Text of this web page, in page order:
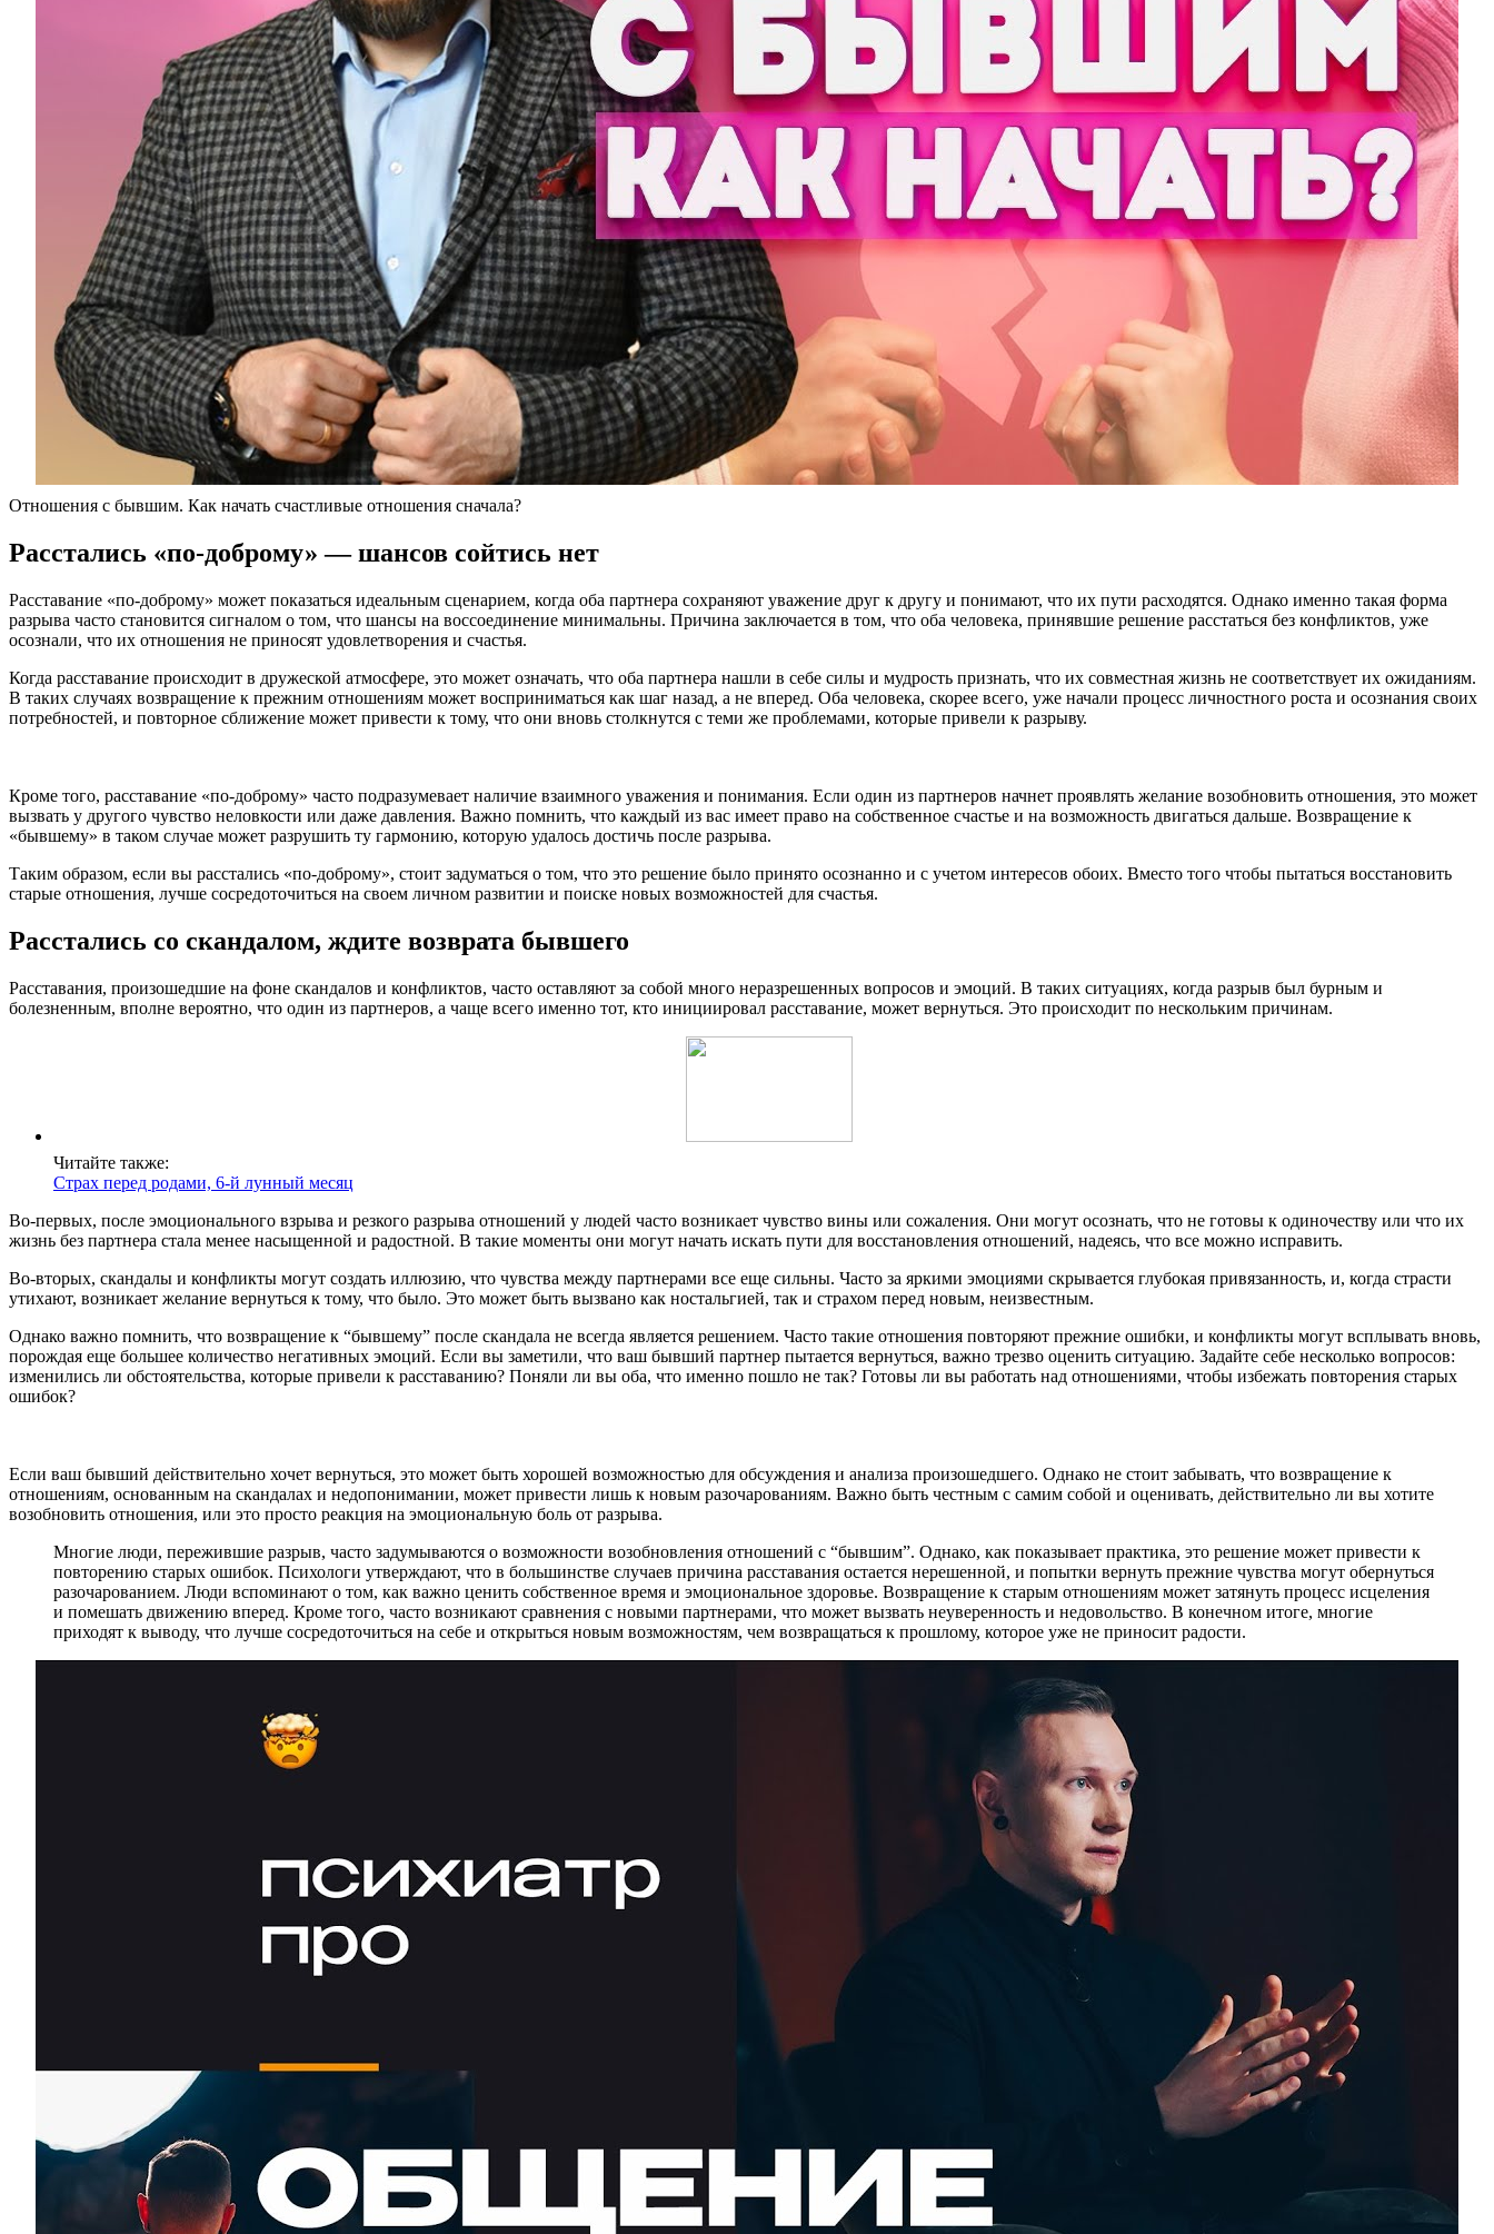
Отношения с бывшим. Как начать счастливые отношения сначала?
Расстались «по-доброму» — шансов сойтись нет
Расставание «по-доброму» может показаться идеальным сценарием, когда оба партнера сохраняют уважение друг к другу и понимают, что их пути расходятся. Однако именно такая форма
разрыва часто становится сигналом о том, что шансы на воссоединение минимальны. Причина заключается в том, что оба человека, принявшие решение расстаться без конфликтов, уже
осознали, что их отношения не приносят удовлетворения и счастья.
Когда расставание происходит в дружеской атмосфере, это может означать, что оба партнера нашли в себе силы и мудрость признать, что их совместная жизнь не соответствует их ожиданиям.
В таких случаях возвращение к прежним отношениям может восприниматься как шаг назад, а не вперед. Оба человека, скорее всего, уже начали процесс личностного роста и осознания своих
потребностей, и повторное сближение может привести к тому, что они вновь столкнутся с теми же проблемами, которые привели к разрыву.
Кроме того, расставание «по-доброму» часто подразумевает наличие взаимного уважения и понимания. Если один из партнеров начнет проявлять желание возобновить отношения, это может
вызвать у другого чувство неловкости или даже давления. Важно помнить, что каждый из вас имеет право на собственное счастье и на возможность двигаться дальше. Возвращение к
«бывшему» в таком случае может разрушить ту гармонию, которую удалось достичь после разрыва.
Таким образом, если вы расстались «по-доброму», стоит задуматься о том, что это решение было принято осознанно и с учетом интересов обоих. Вместо того чтобы пытаться восстановить
старые отношения, лучше сосредоточиться на своем личном развитии и поиске новых возможностей для счастья.
Расстались со скандалом, ждите возврата бывшего
Расставания, произошедшие на фоне скандалов и конфликтов, часто оставляют за собой много неразрешенных вопросов и эмоций. В таких ситуациях, когда разрыв был бурным и
болезненным, вполне вероятно, что один из партнеров, а чаще всего именно тот, кто инициировал расставание, может вернуться. Это происходит по нескольким причинам.
Читайте также:
Страх перед родами, 6-й лунный месяц
Во-первых, после эмоционального взрыва и резкого разрыва отношений у людей часто возникает чувство вины или сожаления. Они могут осознать, что не готовы к одиночеству или что их
жизнь без партнера стала менее насыщенной и радостной. В такие моменты они могут начать искать пути для восстановления отношений, надеясь, что все можно исправить.
Во-вторых, скандалы и конфликты могут создать иллюзию, что чувства между партнерами все еще сильны. Часто за яркими эмоциями скрывается глубокая привязанность, и, когда страсти
утихают, возникает желание вернуться к тому, что было. Это может быть вызвано как ностальгией, так и страхом перед новым, неизвестным.
Однако важно помнить, что возвращение к “бывшему” после скандала не всегда является решением. Часто такие отношения повторяют прежние ошибки, и конфликты могут всплывать вновь,
порождая еще большее количество негативных эмоций. Если вы заметили, что ваш бывший партнер пытается вернуться, важно трезво оценить ситуацию. Задайте себе несколько вопросов:
изменились ли обстоятельства, которые привели к расставанию? Поняли ли вы оба, что именно пошло не так? Готовы ли вы работать над отношениями, чтобы избежать повторения старых
ошибок?
Если ваш бывший действительно хочет вернуться, это может быть хорошей возможностью для обсуждения и анализа произошедшего. Однако не стоит забывать, что возвращение к
отношениям, основанным на скандалах и недопонимании, может привести лишь к новым разочарованиям. Важно быть честным с самим собой и оценивать, действительно ли вы хотите
возобновить отношения, или это просто реакция на эмоциональную боль от разрыва.
Многие люди, пережившие разрыв, часто задумываются о возможности возобновления отношений с “бывшим”. Однако, как показывает практика, это решение может привести к
повторению старых ошибок. Психологи утверждают, что в большинстве случаев причина расставания остается нерешенной, и попытки вернуть прежние чувства могут обернуться
разочарованием. Люди вспоминают о том, как важно ценить собственное время и эмоциональное здоровье. Возвращение к старым отношениям может затянуть процесс исцеления
и помешать движению вперед. Кроме того, часто возникают сравнения с новыми партнерами, что может вызвать неуверенность и недовольство. В конечном итоге, многие
приходят к выводу, что лучше сосредоточиться на себе и открыться новым возможностям, чем возвращаться к прошлому, которое уже не приносит радости.